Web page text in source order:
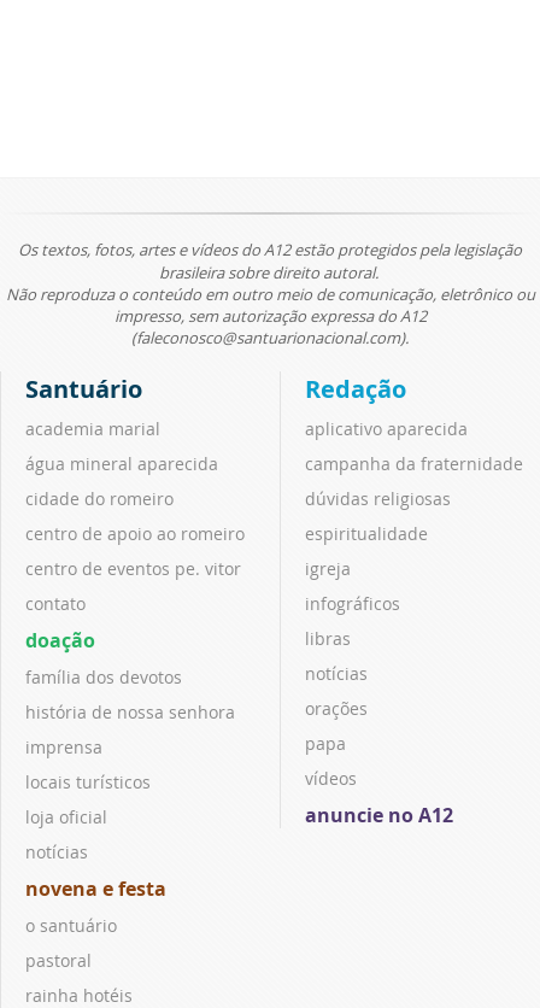
Os textos, fotos, artes e vídeos do A12 estão protegidos pela legislação
brasileira sobre direito autoral.
Não reproduza o conteúdo em outro meio de comunicação, eletrônico ou
impresso, sem autorização expressa do A12
(faleconosco@santuarionacional.com).
Santuário
academia marial
água mineral aparecida
cidade do romeiro
centro de apoio ao romeiro
centro de eventos pe. vitor
contato
doação
família dos devotos
história de nossa senhora
imprensa
locais turísticos
loja oficial
notícias
novena e festa
o santuário
pastoral
rainha hotéis
Redação
aplicativo aparecida
campanha da fraternidade
dúvidas religiosas
espiritualidade
igreja
infográficos
libras
notícias
orações
papa
vídeos
anuncie no A12